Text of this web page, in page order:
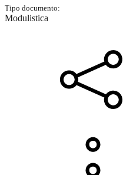
Tipo documento:
Modulistica